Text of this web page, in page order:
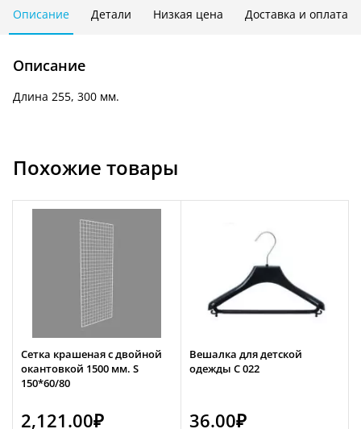
(L)/255/300
Описание Детали Низкая цена Доставка и оплата
Описание
Длина 255, 300 мм.
Похожие товары
Сетка крашеная с двойной
окантовкой 1500 мм. S
150*60/80
2,121.00₽
Вешалка для детской
одежды С 022
36.00₽